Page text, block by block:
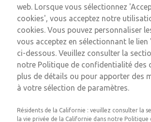
Série MD3
MD353ECB0CCYN
Envoyer cette page par
+1 (416) 251-7677
web. Lorsque vous sélectionnez
cookies', vous acceptez notre
cookies. Vous pouvez personnaliser
vous acceptez en sélectionnant le lien
ci-dessous. Veuillez consulter la
notre Politique de confidentialité des
plus de détails ou pour apporter des
à votre sélection de paramètres.
Résidents de la Californie : veuillez consulter la
la vie privée de la Californie dans notre